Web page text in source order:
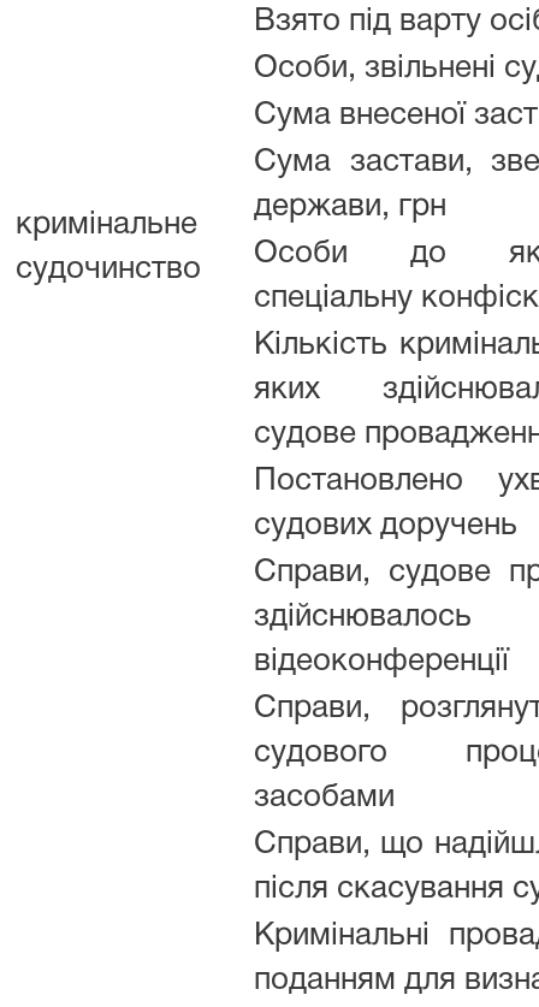
кримінальне
судочинство
Взято під варту
Особи, звільнені
Сума внесеної
Сума застави,
держави, грн
Особи до
спеціальну
Кількість
яких
судове
Постановлено
судових доручень
Справи, судове
відеоконференції
Справи,
судового
засобами
Справи, що
після скасування
Кримінальні
поданням для